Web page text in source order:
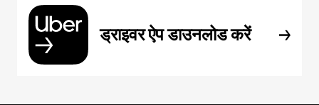
ड्राइवर ऐप डाउनलोड करें